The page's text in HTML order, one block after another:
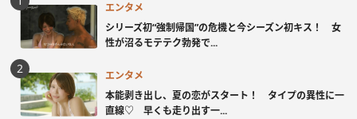
エンタメ
シリーズ初“強制帰国”の危機と今シーズン初キス！ 女
性が沼るモテテク勃発で...
エンタメ
本能剥き出し、夏の恋がスタート！ タイプの異性に一
直線♡ 早くも走り出す一...